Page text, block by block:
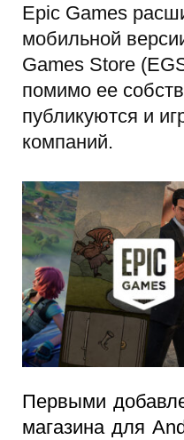
Epic Games
мобильной
Games Store
помимо ее
публикуются и
компаний.
Первыми
магазина для